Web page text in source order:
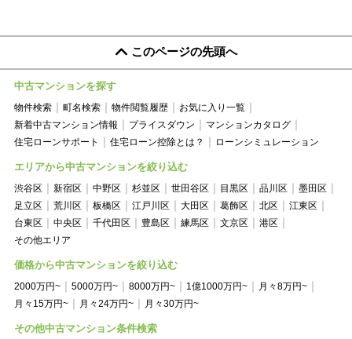
このページの先頭へ
中古マンションを探す
物件検索 町名検索 物件閲覧履歴
お気に入り一覧
新着中古マンション情報
プライスダウン
マンションカタログ
住宅ローンサポート
住宅ローン控除とは？ ローンシミュレーション
エリアから中古マンションを絞り込む
渋谷区 新宿区 中野区 杉並区 世田谷区 目黒区 品川区
墨田区
足立区
荒川区 板橋区 江戸川区 大田区 葛飾区 北区
江東区
台東区
中央区 千代田区 豊島区 練馬区 文京区
港区
その他エリア
価格から中古マンションを絞り込む
2000万円~ 5000万円~ 8000万円~ 1億1000万円~
月々8万円~
月々15万円~
月々24万円~ 月々30万円~
その他中古マンション条件検索